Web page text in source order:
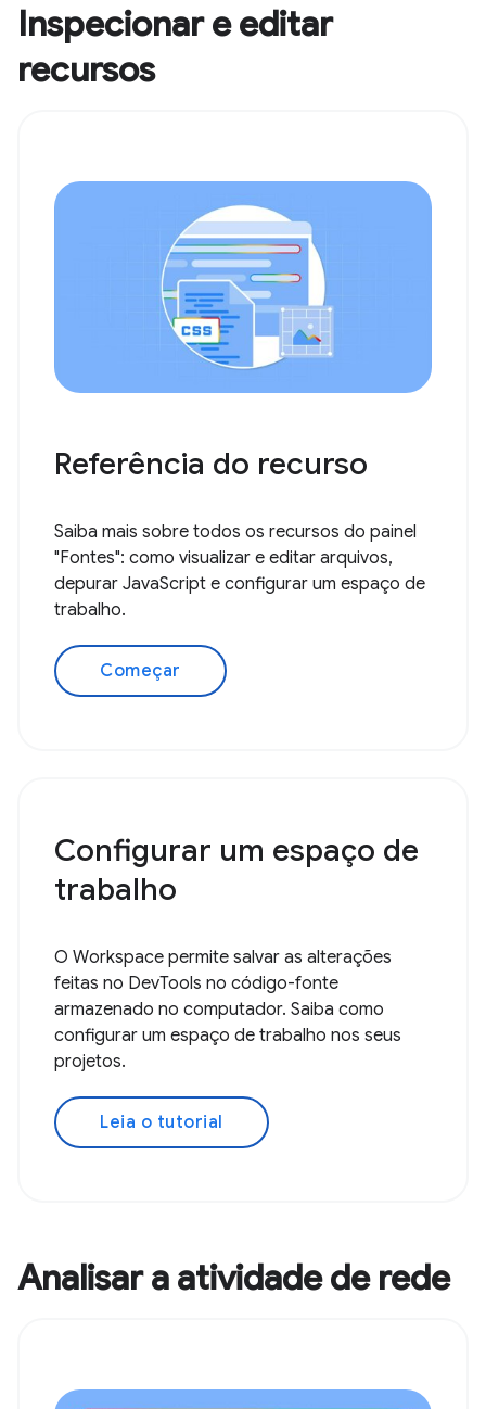
Inspecionar e editar
recursos
Referência do recurso
Saiba mais sobre todos os recursos do painel
"Fontes": como visualizar e editar arquivos,
depurar JavaScript e configurar um espaço de
trabalho.
Começar
Configurar um espaço de
trabalho
O Workspace permite salvar as alterações
feitas no DevTools no código-fonte
armazenado no computador. Saiba como
configurar um espaço de trabalho nos seus
projetos.
Leia o tutorial
Analisar a atividade de rede